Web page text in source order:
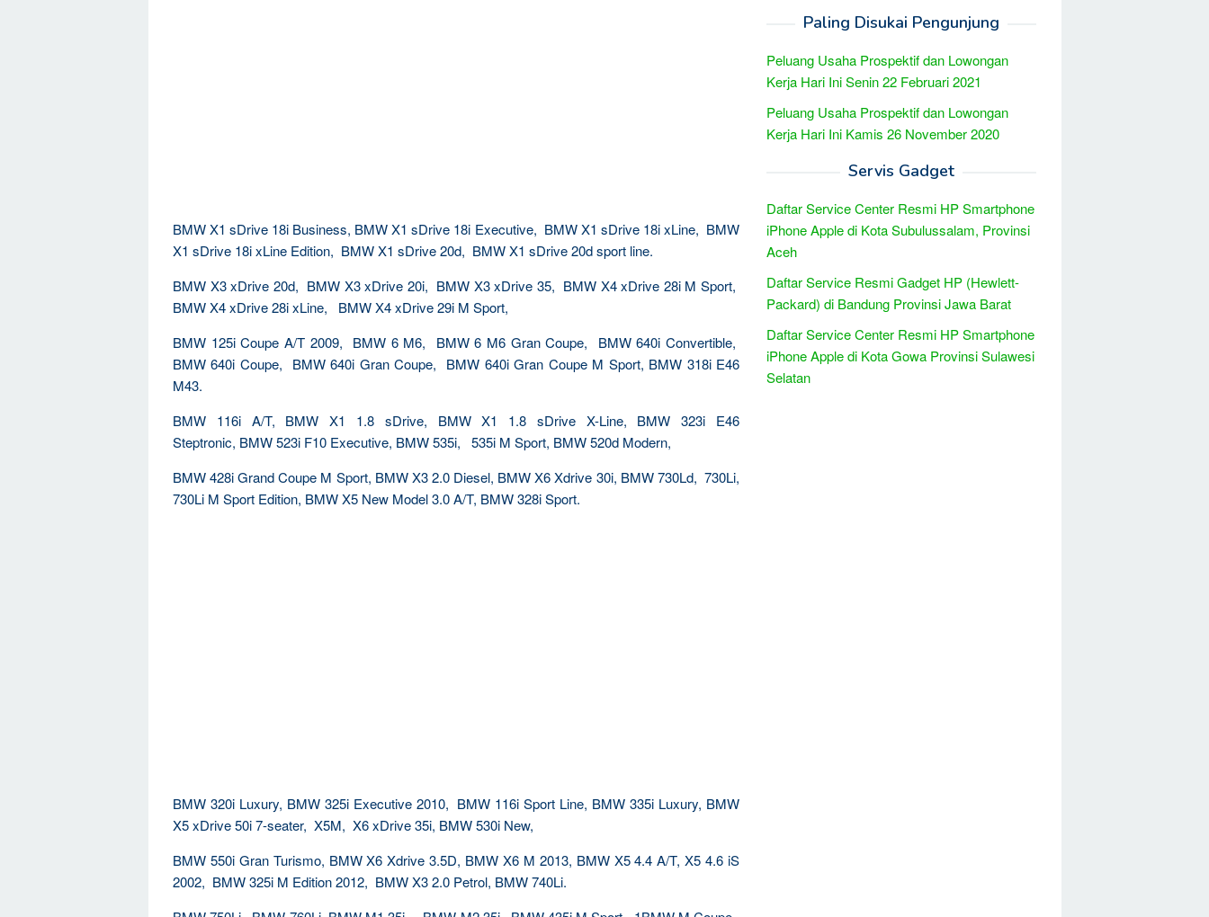
BMW X1 sDrive 18i Business, BMW X1 sDrive 18i Executive, BMW X1 sDrive 18i xLine, BMW
X1 sDrive 18i xLine Edition, BMW X1 sDrive 20d, BMW X1 sDrive 20d sport line.
BMW X3 xDrive 20d, BMW X3 xDrive 20i, BMW X3 xDrive 35, BMW X4 xDrive 28i M Sport,
BMW X4 xDrive 28i xLine, BMW X4 xDrive 29i M Sport,
BMW 125i Coupe A/T 2009, BMW 6 M6, BMW 6 M6 Gran Coupe, BMW 640i Convertible,
BMW 640i Coupe, BMW 640i Gran Coupe, BMW 640i Gran Coupe M Sport, BMW 318i E46
M43.
BMW 116i A/T, BMW X1 1.8 sDrive, BMW X1 1.8 sDrive X-Line, BMW 323i E46
Steptronic, BMW 523i F10 Executive, BMW 535i, 535i M Sport, BMW 520d Modern,
BMW 428i Grand Coupe M Sport, BMW X3 2.0 Diesel, BMW X6 Xdrive 30i, BMW 730Ld, 730Li,
730Li M Sport Edition, BMW X5 New Model 3.0 A/T, BMW 328i Sport.
BMW 320i Luxury, BMW 325i Executive 2010, BMW 116i Sport Line, BMW 335i Luxury, BMW
X5 xDrive 50i 7-seater, X5M, X6 xDrive 35i, BMW 530i New,
BMW 550i Gran Turismo, BMW X6 Xdrive 3.5D, BMW X6 M 2013, BMW X5 4.4 A/T, X5 4.6 iS
2002, BMW 325i M Edition 2012, BMW X3 2.0 Petrol, BMW 740Li.
Paling Disukai Pengunjung
Peluang Usaha Prospektif dan Lowongan
Kerja Hari Ini Senin 22 Februari 2021
Peluang Usaha Prospektif dan Lowongan
Kerja Hari Ini Kamis 26 November 2020
Servis Gadget
Daftar Service Center Resmi HP Smartphone
iPhone Apple di Kota Subulussalam, Provinsi
Aceh
Daftar Service Resmi Gadget HP (Hewlett-
Packard) di Bandung Provinsi Jawa Barat
Daftar Service Center Resmi HP Smartphone
iPhone Apple di Kota Gowa Provinsi Sulawesi
Selatan